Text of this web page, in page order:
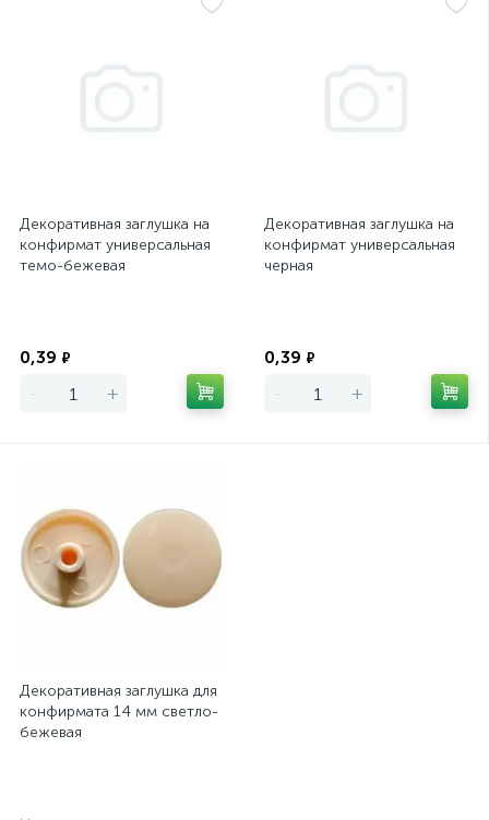
Декоративная заглушка на
конфирмат универсальная
темо-бежевая
0,39 ₽
- +
Декоративная заглушка на
конфирмат универсальная
черная
0,39 ₽
- +
Декоративная заглушка для
конфирмата 14 мм светло-
бежевая